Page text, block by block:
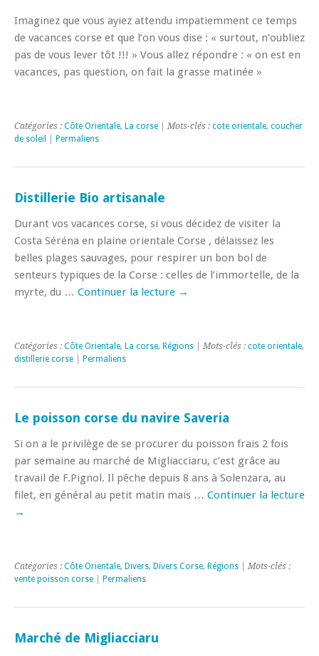
Imaginez que vous ayiez attendu impatiemment ce temps
de vacances corse et que l’on vous dise : « surtout, n’oubliez
pas de vous lever tôt !!! » Vous allez répondre : « on est en
vacances, pas question, on fait la grasse matinée »
Catégories : Côte Orientale, La corse | Mots-clés : cote orientale, coucher
de soleil
Permaliens
Distillerie Bio artisanale
Durant vos vacances corse, si vous décidez de visiter la
Costa Séréna en plaine orientale Corse , délaissez les
belles plages sauvages, pour respirer un bon bol de
senteurs typiques de la Corse : celles de l’immortelle, de la
myrte, du … Continuer la lecture →
Catégories : Côte Orientale, La corse, Régions | Mots-clés : cote orientale,
distillerie corse
Permaliens
Le poisson corse du navire Saveria
Si on a le privilège de se procurer du poisson frais 2 fois
par semaine au marché de Migliacciaru, c’est grâce au
travail de F.Pignol. Il pêche depuis 8 ans à Solenzara, au
filet, en général au petit matin mais … Continuer la lecture
→
Catégories : Côte Orientale, Divers, Divers Corse, Régions | Mots-clés :
vente poisson corse
Permaliens
Marché de Migliacciaru